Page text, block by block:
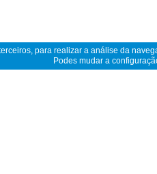
para realizar a análise da
Podes mudar a